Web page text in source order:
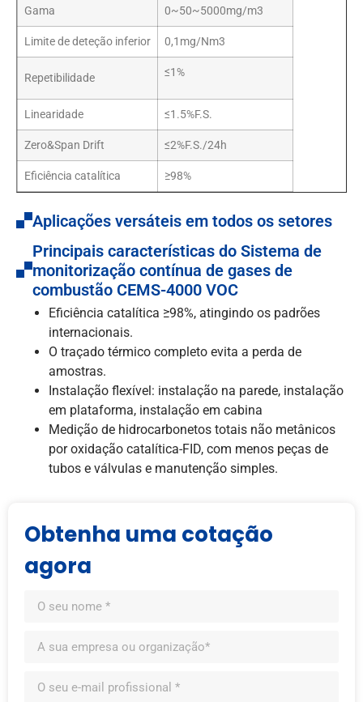
Gama 0~50~5000mg/m3
Limite de deteção inferior 0,1mg/Nm3
Repetibilidade ≤1%
Linearidade ≤1.5%F.S.
Zero&Span Drift ≤2%F.S./24h
Eficiência catalítica ≥98%
Aplicações versáteis em todos os setores
Principais características do Sistema de
monitorização contínua de gases de
combustão CEMS-4000 VOC
Eficiência catalítica ≥98%, atingindo os padrões
internacionais.
O traçado térmico completo evita a perda de
amostras.
Instalação flexível: instalação na parede, instalação
em plataforma, instalação em cabina
Medição de hidrocarbonetos totais não metânicos
por oxidação catalítica-FID, com menos peças de
tubos e válvulas e manutenção simples.
Obtenha uma cotação
agora